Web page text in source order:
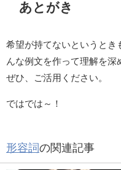
あとがき
希望が持てないというとき
んな例文を作って理解を深
ぜひ、ご活用ください。
ではでは～！
形容詞の関連記事